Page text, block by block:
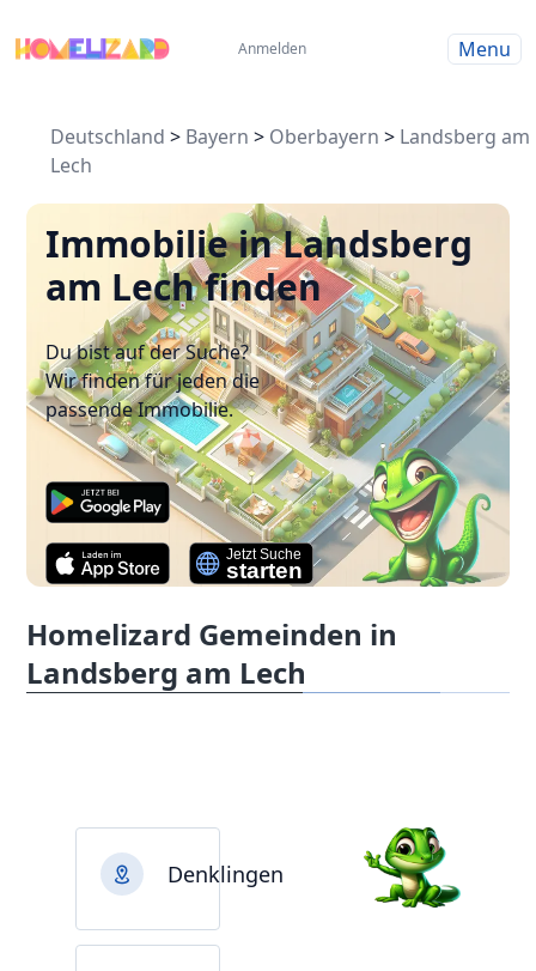
Anmelden Menu
Deutschland > Bayern > Oberbayern > Landsberg am
Lech
Immobilie in Landsberg
am Lech finden
Du bist auf der Suche?
Wir finden für jeden die
passende Immobilie.
Homelizard Gemeinden in
Landsberg am Lech
Denklingen